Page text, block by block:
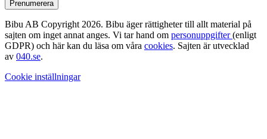
Bibu AB Copyright 2026. Bibu äger rättigheter till allt material på
sajten om inget annat anges. Vi tar hand om personuppgifter(enligt
GDPR) och här kan du läsa om våra cookies. Sajten är utvecklad
av 040.se.
Cookie inställningar